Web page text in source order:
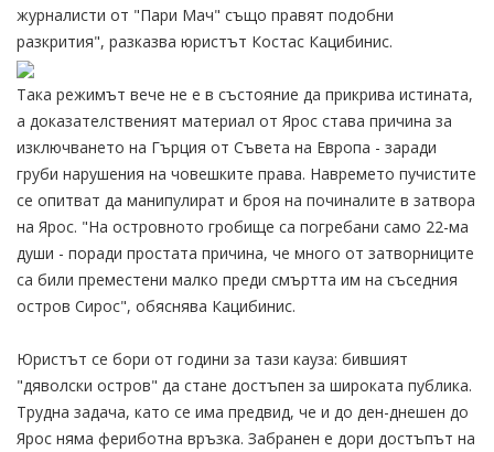
журналисти от "Пари Мач" също правят подобни
разкрития", разказва юристът Костас Кацибинис.
Така режимът вече не е в състояние да прикрива истината,
а доказателственият материал от Ярос става причина за
изключването на Гърция от Съвета на Европа - заради
груби нарушения на човешките права. Навремето пучистите
се опитват да манипулират и броя на починалите в затвора
на Ярос. "На островното гробище са погребани само 22-ма
души - поради простата причина, че много от затворниците
са били преместени малко преди смъртта им на съседния
остров Сирос", обяснява Кацибинис.
Юристът се бори от години за тази кауза: бившият
"дяволски остров" да стане достъпен за широката публика.
Трудна задача, като се има предвид, че и до ден-днешен до
Ярос няма фериботна връзка. Забранен е дори достъпът на